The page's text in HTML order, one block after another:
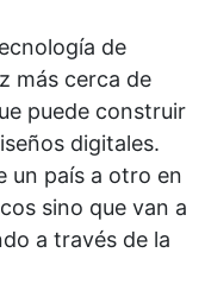
de
más cerca de
puede construir
digitales.
un país a otro en
sino que van a
a través de la